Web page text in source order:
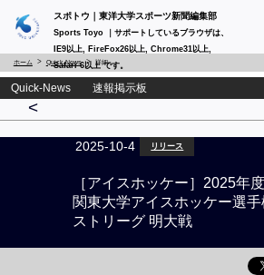
スポトウ｜東洋大学スポーツ新聞編集部
Sports Toyo ｜サポートしているブラウザは、
IE9以上, FireFox26以上, Chrome31以上,
Safari 6以上 です。
ホーム Quick-News 詳細
Quick-News 速報掲示板
<
2025-10-4 リリース
［アイスホッケー］2025年
関東大学アイスホッケー選
ストリーグ 明大戦